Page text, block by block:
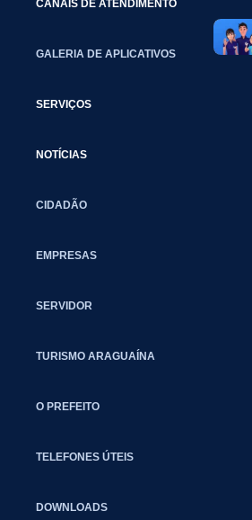
CANAIS DE ATENDIMENTO
GALERIA DE APLICATIVOS
SERVIÇOS
NOTÍCIAS
CIDADÃO
EMPRESAS
SERVIDOR
TURISMO ARAGUAÍNA
O PREFEITO
TELEFONES ÚTEIS
DOWNLOADS